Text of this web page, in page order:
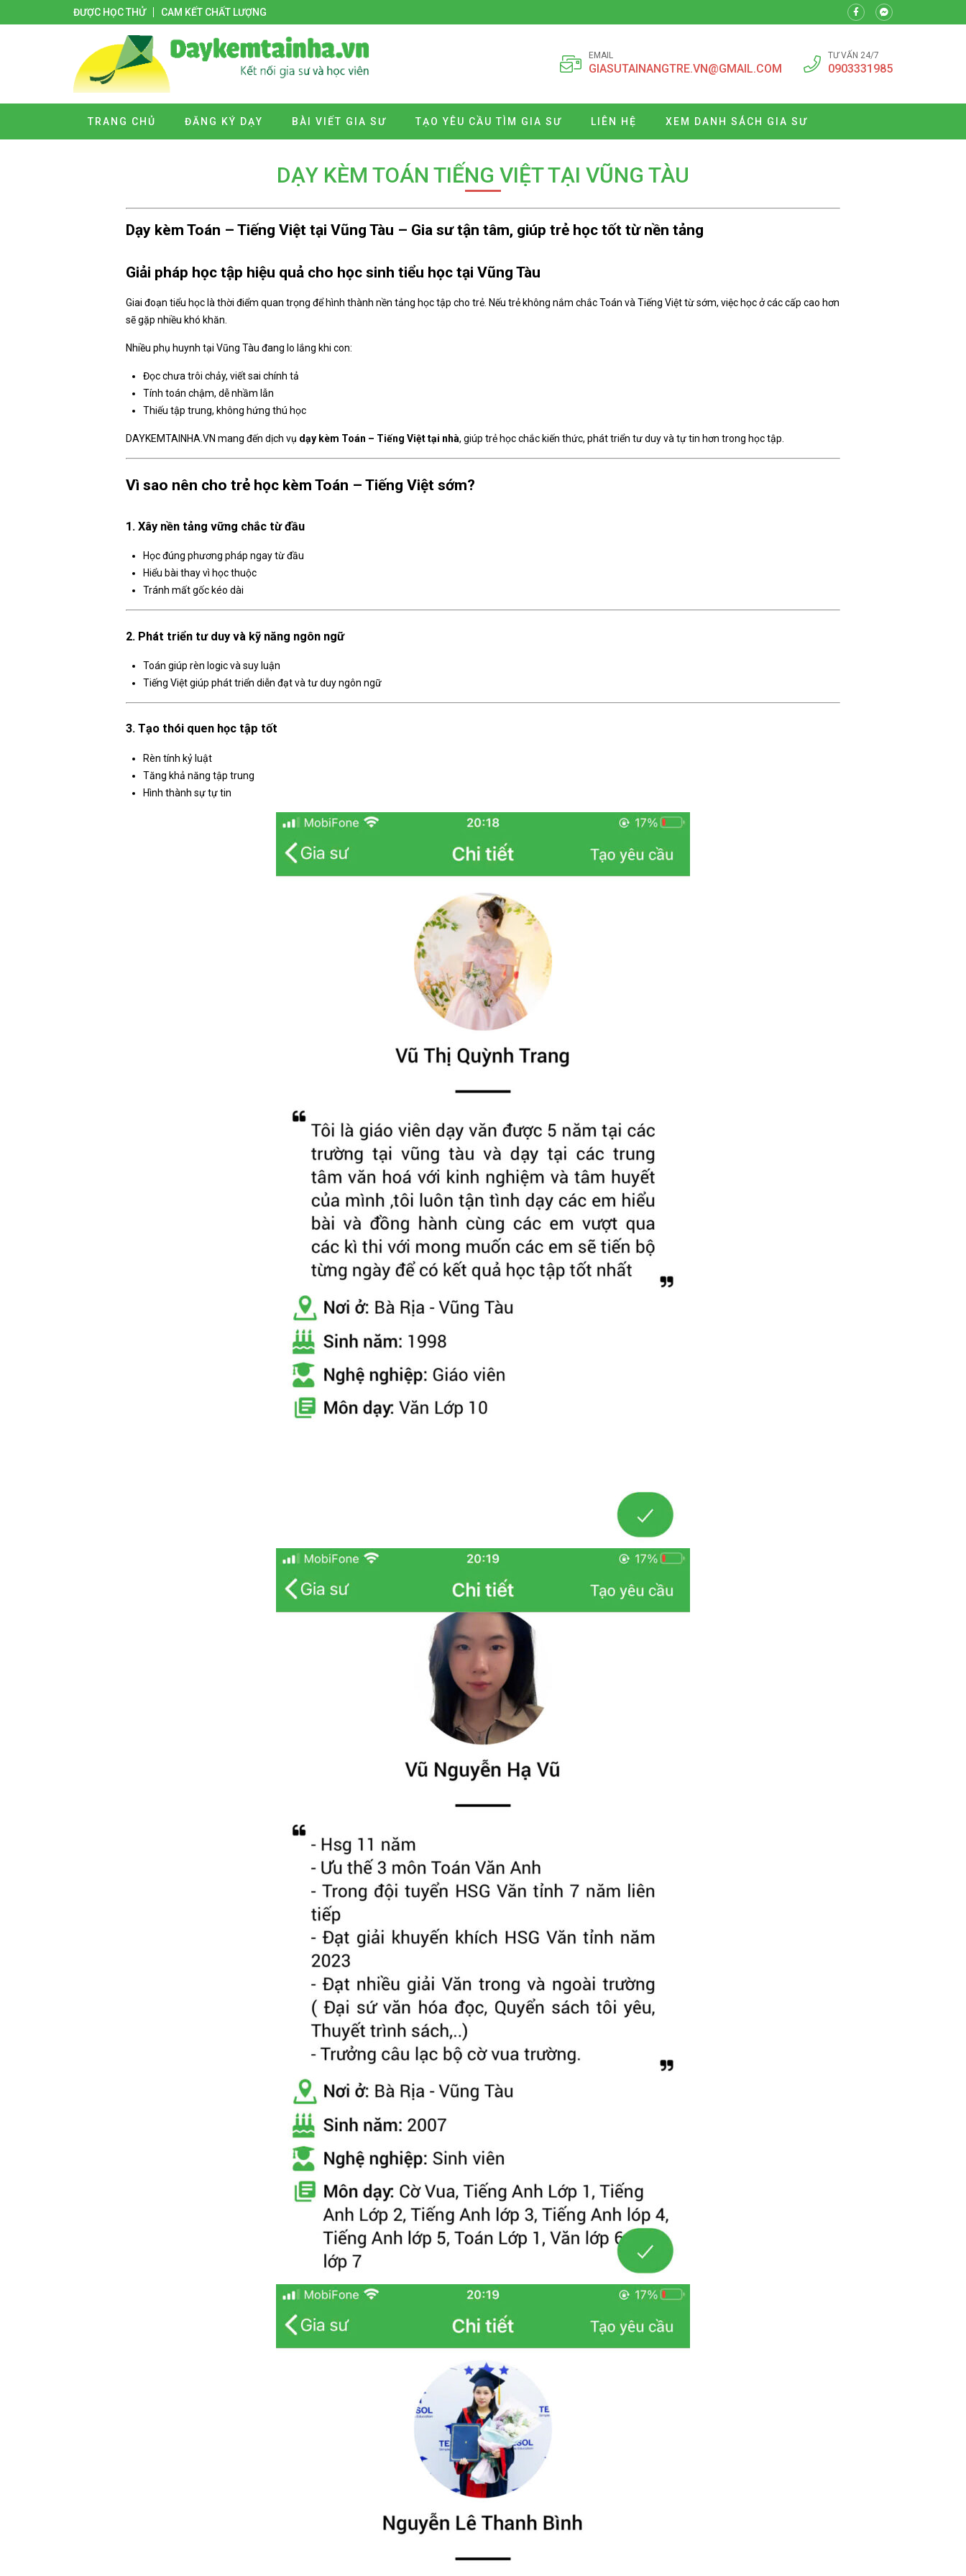
ĐƯỢC HỌC THỬ CAM KẾT CHẤT LƯỢNG
EMAIL
GIASUTAINANGTRE.VN@GMAIL.COM
TƯ VẤN 24/7
0903331985
TRANG CHỦ ĐĂNG KÝ DẠY BÀI VIẾT GIA SƯ TẠO YÊU CẦU TÌM GIA SƯ LIÊN HỆ XEM DANH SÁCH GIA SƯ
DẠY KÈM TOÁN TIẾNG VIỆT TẠI VŨNG TÀU
Dạy kèm Toán – Tiếng Việt tại Vũng Tàu – Gia sư tận tâm, giúp trẻ học tốt từ nền tảng
Giải pháp học tập hiệu quả cho học sinh tiểu học tại Vũng Tàu
Giai đoạn tiểu học là thời điểm quan trọng để hình thành nền tảng học tập cho trẻ. Nếu trẻ không nắm chắc Toán và Tiếng Việt từ sớm, việc học ở các cấp cao hơn
sẽ gặp nhiều khó khăn.
Nhiều phụ huynh tại Vũng Tàu đang lo lắng khi con:
Đọc chưa trôi chảy, viết sai chính tả
Tính toán chậm, dễ nhầm lẫn
Thiếu tập trung, không hứng thú học
DAYKEMTAINHA.VN mang đến dịch vụ dạy kèm Toán – Tiếng Việt tại nhà, giúp trẻ học chắc kiến thức, phát triển tư duy và tự tin hơn trong học tập.
Vì sao nên cho trẻ học kèm Toán – Tiếng Việt sớm?
1. Xây nền tảng vững chắc từ đầu
Học đúng phương pháp ngay từ đầu
Hiểu bài thay vì học thuộc
Tránh mất gốc kéo dài
2. Phát triển tư duy và kỹ năng ngôn ngữ
Toán giúp rèn logic và suy luận
Tiếng Việt giúp phát triển diễn đạt và tư duy ngôn ngữ
3. Tạo thói quen học tập tốt
Rèn tính kỷ luật
Tăng khả năng tập trung
Hình thành sự tự tin